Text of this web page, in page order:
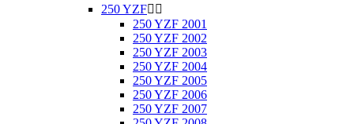
250 YZF 
250 YZF 2001
250 YZF 2002
250 YZF 2003
250 YZF 2004
250 YZF 2005
250 YZF 2006
250 YZF 2007